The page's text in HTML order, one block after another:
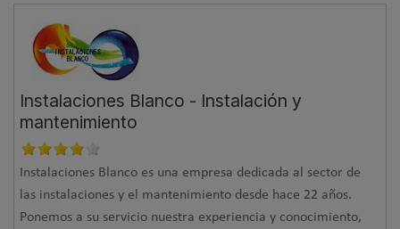
Instalaciones Blanco - Instalación y
mantenimiento
Instalaciones Blanco es una empresa dedicada al sector de
las instalaciones y el mantenimiento desde hace 22 años.
Ponemos a su servicio nuestra experiencia y conocimiento,